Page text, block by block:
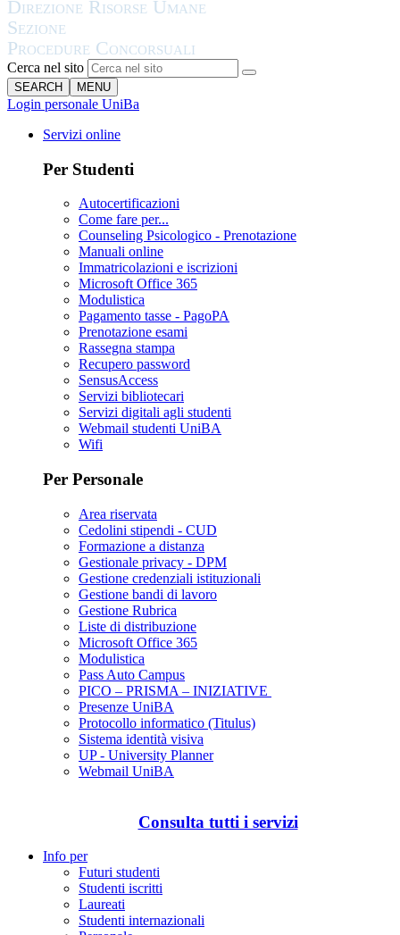
Cerca nel sito
SEARCH MENU
Login personale UniBa
Servizi online
Per Studenti
Autocertificazioni
Come fare per...
Counseling Psicologico - Prenotazione
Manuali online
Immatricolazioni e iscrizioni
Microsoft Office 365
Modulistica
Pagamento tasse - PagoPA
Prenotazione esami
Rassegna stampa
Recupero password
SensusAccess
Servizi bibliotecari
Servizi digitali agli studenti
Webmail studenti UniBA
Wifi
Per Personale
Area riservata
Cedolini stipendi - CUD
Formazione a distanza
Gestionale privacy - DPM
Gestione credenziali istituzionali
Gestione bandi di lavoro
Gestione Rubrica
Liste di distribuzione
Microsoft Office 365
Modulistica
Pass Auto Campus
PICO – PRISMA – INIZIATIVE
Presenze UniBA
Protocollo informatico (Titulus)
Sistema identità visiva
UP - University Planner
Webmail UniBA
Consulta tutti i servizi
Info per
Futuri studenti
Studenti iscritti
Laureati
Studenti internazionali